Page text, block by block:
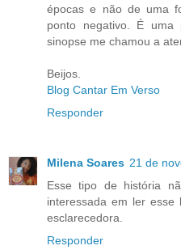
épocas e não de uma
ponto negativo. É
sinopse me chamou a
Beijos.
Blog Cantar Em Verso
Responder
Milena Soares 21 de
Esse tipo de história
interessada em ler esse
esclarecedora.
Responder